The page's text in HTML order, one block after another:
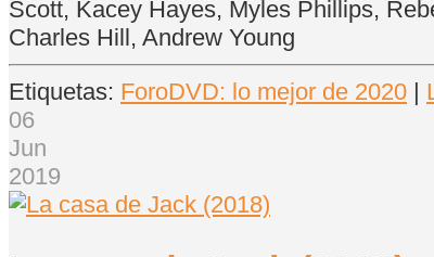
Scott, Kacey Hayes, Myles Phillips,
Charles Hill, Andrew Young
Etiquetas: ForoDVD: lo mejor de 2020
06
Jun
2019